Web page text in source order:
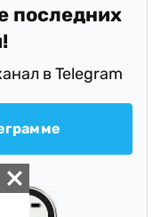
последних
в Telegram